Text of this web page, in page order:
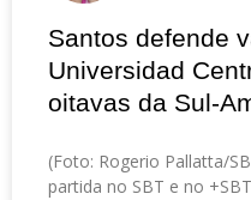
Santos defende
Universidad
oitavas da Sul-
(Foto: Rogerio Pallatta/
partida no SBT e no